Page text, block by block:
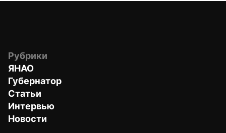
Рубрики
ЯНАО
Губернатор
Статьи
Интервью
Новости